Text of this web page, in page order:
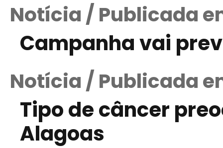
Notícia / Publicada
Campanha vai
Notícia / Publicada
Tipo de câncer
Alagoas